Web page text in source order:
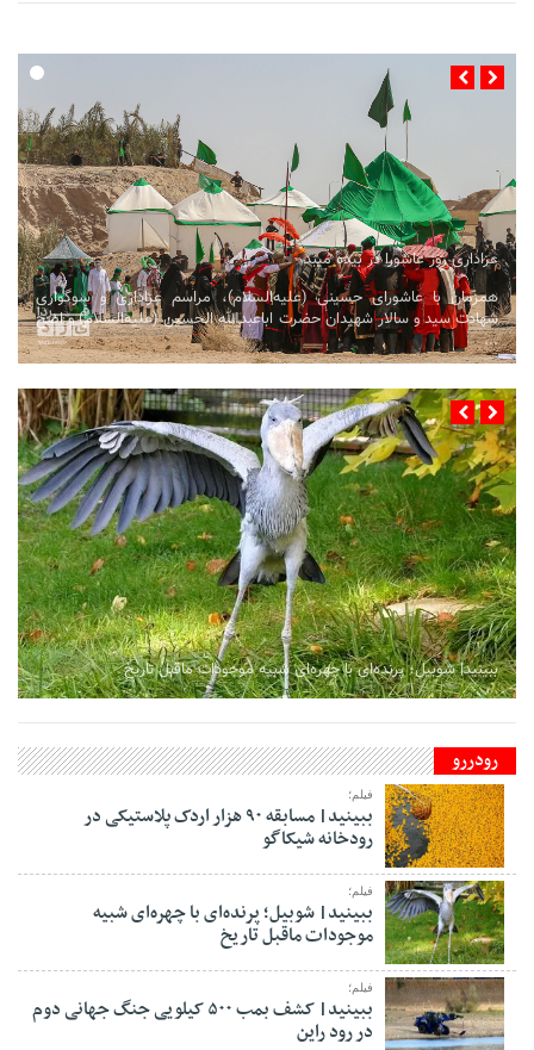
عزاداری روز عاشورا در بیده میبد
همزمان با عاشورای حسینی (علیه‌السلام)، مراسم عزاداری و سوگواری
شهادت سید و سالار شهیدان حضرت اباعبدالله الحسین (علیه‌السلام) و اصح
...
ببینید| شوبیل؛ پرنده‌ای با چهره‌ای شبیه موجودات ماقبل تاریخ
رودررو
فیلم؛
ببینید| مسابقه ۹۰ هزار اردک پلاستیکی در
رودخانه شیکاگو
فیلم؛
ببینید| شوبیل؛ پرنده‌ای با چهره‌ای شبیه
موجودات ماقبل تاریخ
فیلم؛
ببینید| کشف بمب ۵۰۰ کیلویی جنگ جهانی دوم
در رود راین